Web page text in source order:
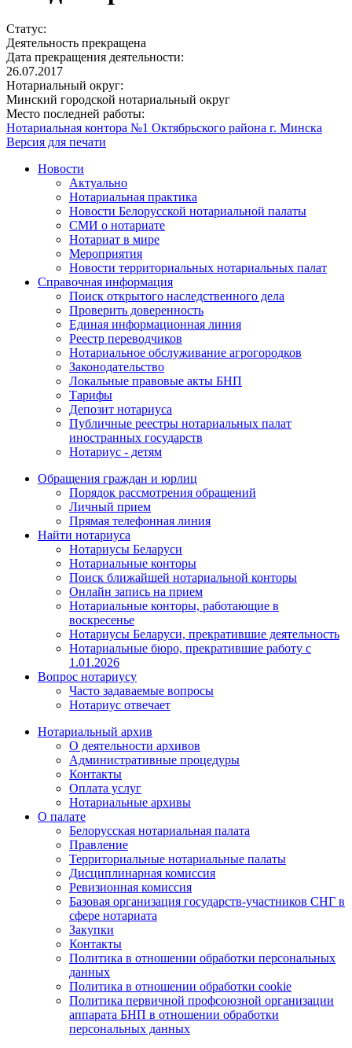
Статус:
Деятельность прекращена
Дата прекращения деятельности:
26.07.2017
Нотариальный округ:
Минский городской нотариальный округ
Место последней работы:
Нотариальная контора №1 Октябрьского района г. Минска
Версия для печати
Новости
Актуально
Нотариальная практика
Новости Белорусской нотариальной палаты
СМИ о нотариате
Нотариат в мире
Мероприятия
Новости территориальных нотариальных палат
Справочная информация
Поиск открытого наследственного дела
Проверить доверенность
Единая информационная линия
Реестр переводчиков
Нотариальное обслуживание агрогородков
Законодательство
Локальные правовые акты БНП
Тарифы
Депозит нотариуса
Публичные реестры нотариальных палат
иностранных государств
Нотариус - детям
Обращения граждан и юрлиц
Порядок рассмотрения обращений
Личный прием
Прямая телефонная линия
Найти нотариуса
Нотариусы Беларуси
Нотариальные конторы
Поиск ближайшей нотариальной конторы
Онлайн запись на прием
Нотариальные конторы, работающие в
воскресенье
Нотариусы Беларуси, прекратившие деятельность
Нотариальные бюро, прекратившие работу с
1.01.2026
Вопрос нотариусу
Часто задаваемые вопросы
Нотариус отвечает
Нотариальный архив
О деятельности архивов
Административные процедуры
Контакты
Оплата услуг
Нотариальные архивы
О палате
Белорусская нотариальная палата
Правление
Территориальные нотариальные палаты
Дисциплинарная комиссия
Ревизионная комиссия
Базовая организация государств-участников СНГ в
сфере нотариата
Закупки
Контакты
Политика в отношении обработки персональных
данных
Политика в отношении обработки cookie
Политика первичной профсоюзной организации
аппарата БНП в отношении обработки
персональных данных